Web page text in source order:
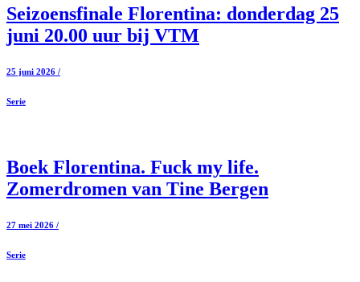
Seizoensfinale Florentina: donderdag 25
juni 20.00 uur bij VTM
25 juni 2026 /
Serie
Boek Florentina. Fuck my life.
Zomerdromen van Tine Bergen
27 mei 2026 /
Serie